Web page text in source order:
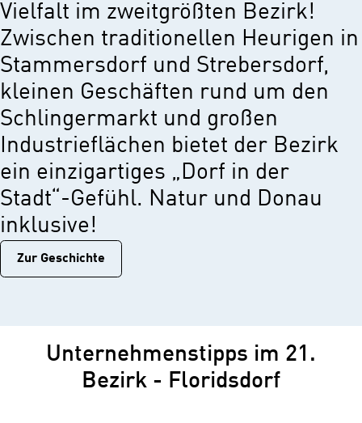
Vielfalt im zweitgrößten Bezirk!
Zwischen traditionellen Heurigen in
Stammersdorf und Strebersdorf,
kleinen Geschäften rund um den
Schlingermarkt und großen
Industrieflächen bietet der Bezirk
ein einzigartiges „Dorf in der
Stadt“-Gefühl. Natur und Donau
inklusive!
Zur Geschichtе
Unternehmenstipps im 21.
Bezirk - Floridsdorf